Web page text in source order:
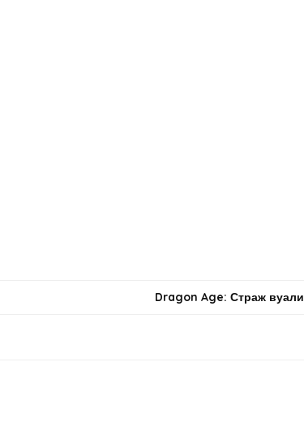
Dragon Age: Страж вуали